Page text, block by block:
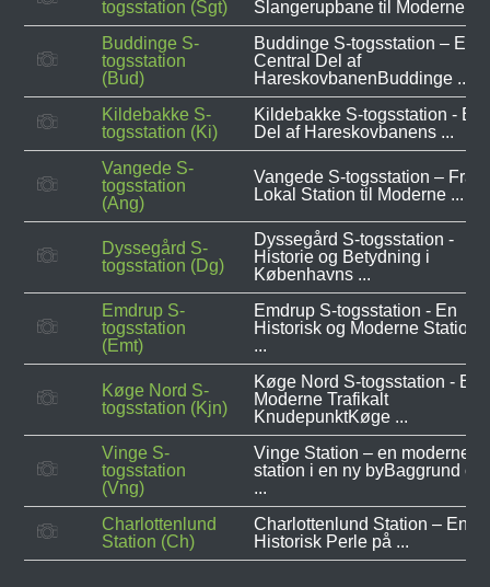
togsstation (Sgt)
Slangerupbane til Moderne ...
Buddinge S-
togsstation
(Bud)
Buddinge S-togsstation – En
Central Del af
HareskovbanenBuddinge ...
Kildebakke S-
togsstation (Ki)
Kildebakke S-togsstation - En
Del af Hareskovbanens ...
Vangede S-
togsstation
(Ang)
Vangede S-togsstation – Fra
Lokal Station til Moderne ...
Dyssegård S-
togsstation (Dg)
Dyssegård S-togsstation -
Historie og Betydning i
Københavns ...
Emdrup S-
togsstation
(Emt)
Emdrup S-togsstation - En
Historisk og Moderne Station i
...
Køge Nord S-
togsstation (Kjn)
Køge Nord S-togsstation - Et
Moderne Trafikalt
KnudepunktKøge ...
Vinge S-
togsstation
(Vng)
Vinge Station – en moderne
station i en ny byBaggrund og
...
Charlottenlund
Station (Ch)
Charlottenlund Station – En
Historisk Perle på ...